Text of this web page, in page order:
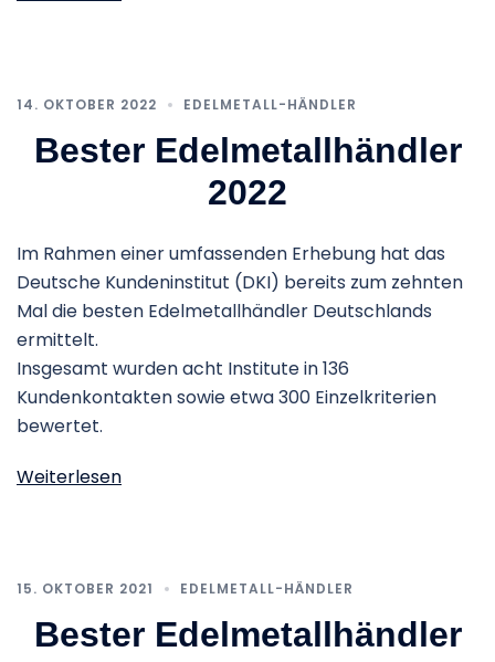
14. OKTOBER 2022 EDELMETALL-HÄNDLER
Bester Edelmetallhändler
2022
Im Rahmen einer umfassenden Erhebung hat das
Deutsche Kundeninstitut (DKI) bereits zum zehnten
Mal die besten Edelmetallhändler Deutschlands
ermittelt.
Insgesamt wurden acht Institute in 136
Kundenkontakten sowie etwa 300 Einzelkriterien
bewertet.
Weiterlesen
15. OKTOBER 2021 EDELMETALL-HÄNDLER
Bester Edelmetallhändler